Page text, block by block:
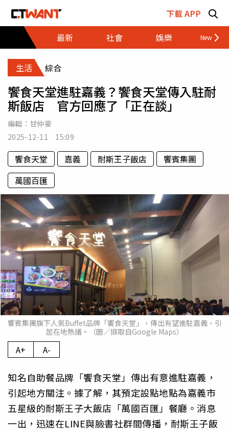
下載 APP
最新
社會 娛樂 財經
生活 綜合
饗食天堂進駐嘉義？饗食天堂傳入駐耐
斯飯店 官方回應了「正在談」
編輯： 甘仲豪
2025-12-11 15:09
饗食天堂 嘉義 耐斯王子飯店
饗賓集團
萬國百匯
饗賓集團旗下人氣Buffet品牌「饗食天堂」，傳出有望進駐嘉義，引
起在地熱議。（圖／擷取自Google Maps）
A+ A-
知名自助餐品牌「饗食天堂」傳出有意進駐嘉義，
引起地方關注。據了解，其預定設點地點為嘉義市
五星級的耐斯王子大飯店「萬國百匯」餐廳。消息
一出，迅速在LINE與臉書社群間傳播，耐斯王子飯